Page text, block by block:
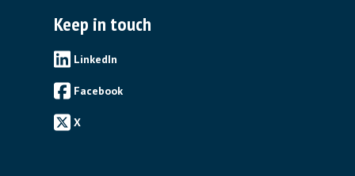
Keep in touch
LinkedIn
Facebook
X